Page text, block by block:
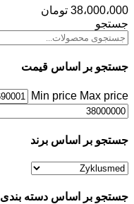
38،000،000 تومان
جستجو
جستجو بر اساس قیمت
Min price Max price
جستجو بر اساس برند
جستجو بر اساس دسته بندی